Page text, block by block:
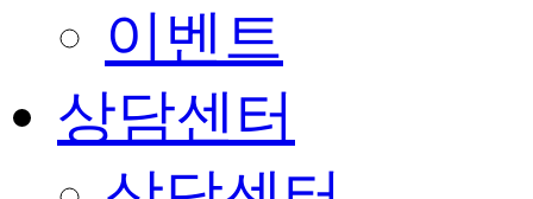
이벤트
상담센터